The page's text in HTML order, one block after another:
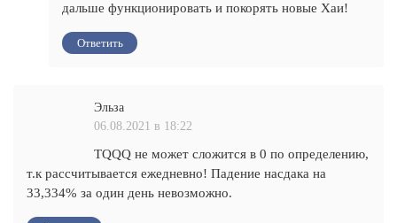
дальше функционировать и покорять новые Хаи!
Ответить
Эльза
06.08.2021 в 18:22
TQQQ не может сложится в 0 по определению,
т.к рассчитывается ежедневно! Падение наcдака на
33,334% за один день невозможно.